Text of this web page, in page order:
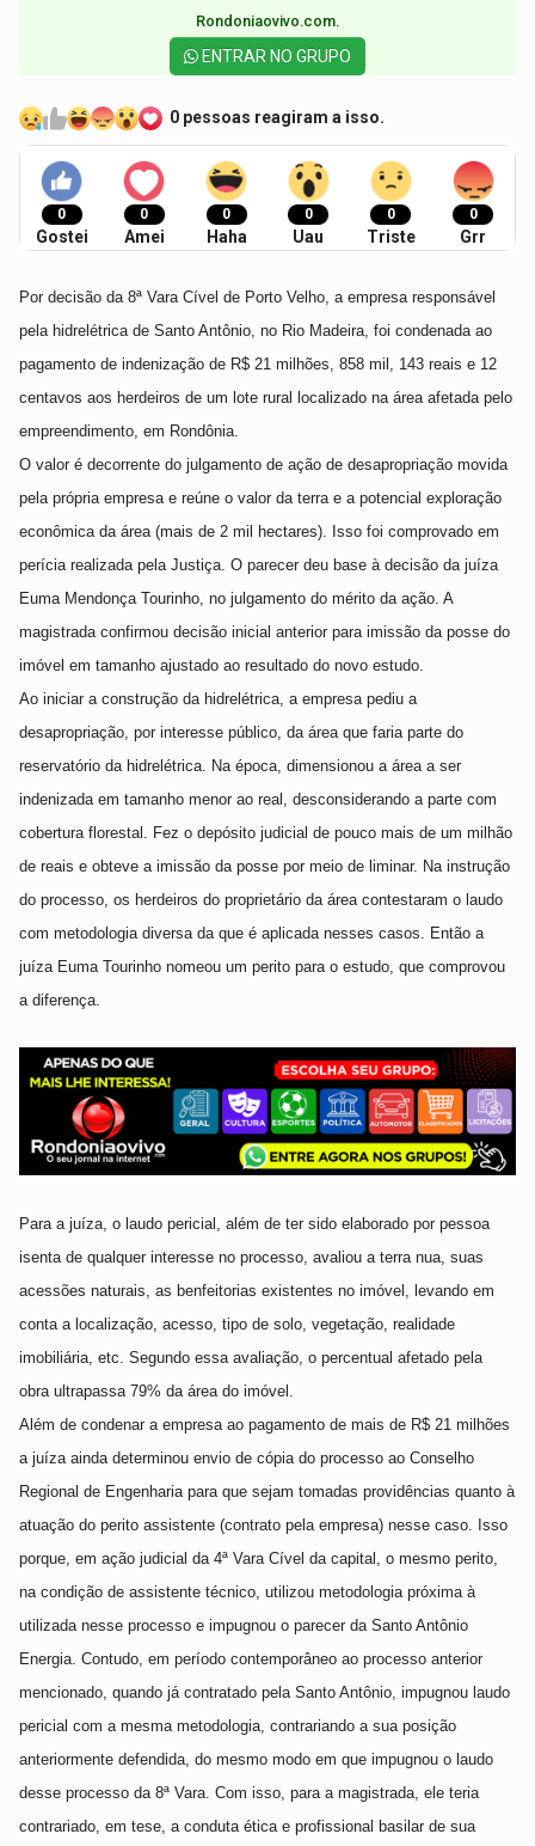
Rondoniaovivo.com.​
ENTRAR NO GRUPO
0 pessoas reagiram a isso.
0
Gostei
0
Amei
0
Haha
0
Uau
0
Triste
0
Grr
Por decisão da 8ª Vara Cível de Porto Velho, a empresa responsável
pela hidrelétrica de Santo Antônio, no Rio Madeira, foi condenada ao
pagamento de indenização de R$ 21 milhões, 858 mil, 143 reais e 12
centavos aos herdeiros de um lote rural localizado na área afetada pelo
empreendimento, em Rondônia.
O valor é decorrente do julgamento de ação de desapropriação movida
pela própria empresa e reúne o valor da terra e a potencial exploração
econômica da área (mais de 2 mil hectares). Isso foi comprovado em
perícia realizada pela Justiça. O parecer deu base à decisão da juíza
Euma Mendonça Tourinho, no julgamento do mérito da ação. A
magistrada confirmou decisão inicial anterior para imissão da posse do
imóvel em tamanho ajustado ao resultado do novo estudo.
Ao iniciar a construção da hidrelétrica, a empresa pediu a
desapropriação, por interesse público, da área que faria parte do
reservatório da hidrelétrica. Na época, dimensionou a área a ser
indenizada em tamanho menor ao real, desconsiderando a parte com
cobertura florestal. Fez o depósito judicial de pouco mais de um milhão
de reais e obteve a imissão da posse por meio de liminar. Na instrução
do processo, os herdeiros do proprietário da área contestaram o laudo
com metodologia diversa da que é aplicada nesses casos. Então a
juíza Euma Tourinho nomeou um perito para o estudo, que comprovou
a diferença.
Para a juíza, o laudo pericial, além de ter sido elaborado por pessoa
isenta de qualquer interesse no processo, avaliou a terra nua, suas
acessões naturais, as benfeitorias existentes no imóvel, levando em
conta a localização, acesso, tipo de solo, vegetação, realidade
imobiliária, etc. Segundo essa avaliação, o percentual afetado pela
obra ultrapassa 79% da área do imóvel.
Além de condenar a empresa ao pagamento de mais de R$ 21 milhões
a juíza ainda determinou envio de cópia do processo ao Conselho
Regional de Engenharia para que sejam tomadas providências quanto à
atuação do perito assistente (contrato pela empresa) nesse caso. Isso
porque, em ação judicial da 4ª Vara Cível da capital, o mesmo perito,
na condição de assistente técnico, utilizou metodologia próxima à
utilizada nesse processo e impugnou o parecer da Santo Antônio
Energia. Contudo, em período contemporâneo ao processo anterior
mencionado, quando já contratado pela Santo Antônio, impugnou laudo
pericial com a mesma metodologia, contrariando a sua posição
anteriormente defendida, do mesmo modo em que impugnou o laudo
desse processo da 8ª Vara. Com isso, para a magistrada, ele teria
contrariado, em tese, a conduta ética e profissional basilar de sua